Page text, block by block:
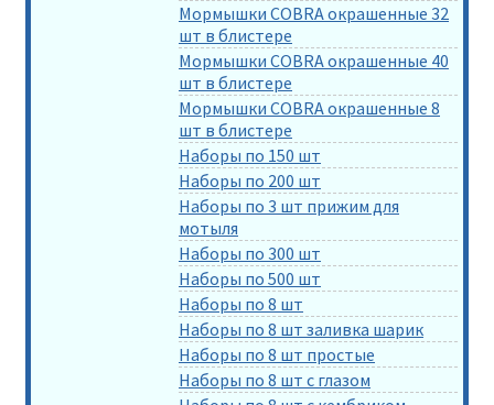
Мормышки COBRA окрашенные 32
шт в блистере
Мормышки COBRA окрашенные 40
шт в блистере
Мормышки COBRA окрашенные 8
шт в блистере
Наборы по 150 шт
Наборы по 200 шт
Наборы по 3 шт прижим для
мотыля
Наборы по 300 шт
Наборы по 500 шт
Наборы по 8 шт
Наборы по 8 шт заливка шарик
Наборы по 8 шт простые
Наборы по 8 шт с глазом